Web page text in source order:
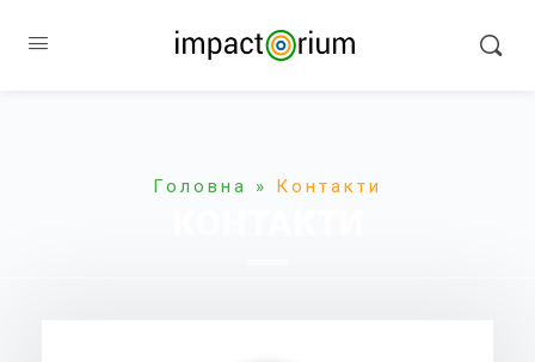
Головна » Контакти